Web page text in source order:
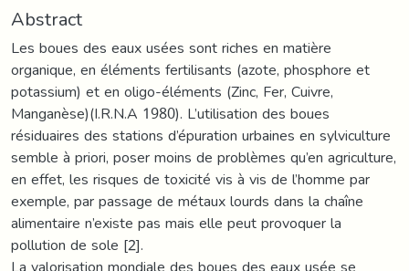
Abstract
Les boues des eaux usées sont riches en matière
organique, en éléments fertilisants (azote, phosphore et
potassium) et en oligo-éléments (Zinc, Fer, Cuivre,
Manganèse)(I.R.N.A 1980). L’utilisation des boues
résiduaires des stations d’épuration urbaines en sylviculture
semble à priori, poser moins de problèmes qu’en agriculture,
en effet, les risques de toxicité vis à vis de l’homme par
exemple, par passage de métaux lourds dans la chaîne
alimentaire n’existe pas mais elle peut provoquer la
pollution de sole [2].